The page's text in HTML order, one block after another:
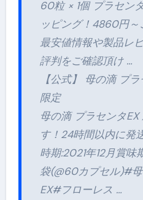
60粒 × 1個 プラセン
ッピング！4860円～
最安値情報や製品レ
評判をご確認頂け …
【公式】 母の滴 プ
限定
母の滴 プラセンタ
す！24時間以内に発
時期:2021年12月賞味
袋(@60カプセル)#
EX#フローレス …